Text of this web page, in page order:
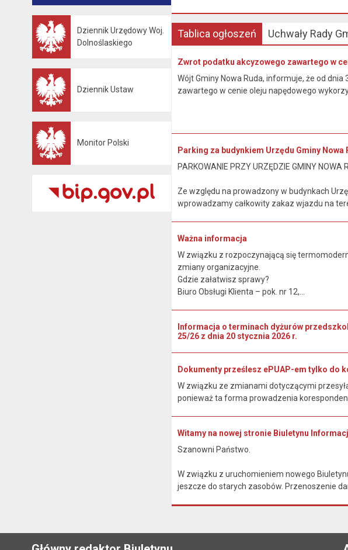
Dziennik Urzędowy Woj.
Dolnoślaskiego
Dziennik Ustaw
Monitor Polski
Tablica ogłoszeń Uchwały Rady
Zwrot podatku akcyzowego zawartego w
Wójt Gminy Nowa Ruda, informuje, że od
zawartego w cenie oleju napędowego
Parking za budynkiem Urzędu Gminy Nowa
PARKOWANIE PRZY URZĘDZIE GMINY NOWA
Ze względu na prowadzony w budynkach
wprowadzamy całkowity zakaz wjazdu na
Ważna informacja
W związku z rozpoczynającą się
zmiany organizacyjne.
Gdzie załatwisz sprawy?
Biuro Obsługi Klienta – pok. nr 12,...
Informacja o terminach dyżurów
25/26 z dnia 20 stycznia 2026 r.
Dokumenty prześlesz ePUAP-em tylko do
W związku ze zmianami dotyczącymi
ponieważ ta forma prowadzenia
Witamy na nowej stronie Biuletynu
Szanowni Państwo.
W związku z uruchomieniem nowego
jeszcze do starych zasobów. Przenoszenie